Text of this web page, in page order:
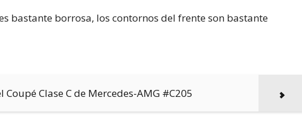
bastante borrosa, los contornos del frente son bastante
Clase C de Mercedes-AMG #C205